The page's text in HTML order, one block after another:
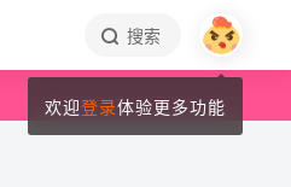
搜索
欢迎登录体验更多功能